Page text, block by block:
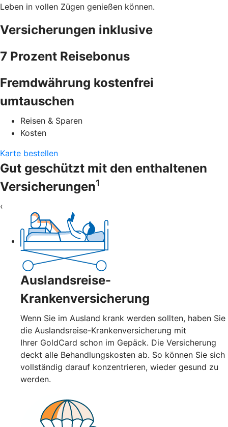
Leben in vollen Zügen genießen können.
Versicherungen inklusive
7 Prozent Reisebonus
Fremdwährung kostenfrei
umtauschen
Reisen & Sparen
Kosten
Karte bestellen
Gut geschützt mit den enthaltenen
Versicherungen1
‹
Auslandsreise-
Krankenversicherung
Wenn Sie im Ausland krank werden sollten, haben Sie
die Auslandsreise-Krankenversicherung mit
Ihrer GoldCard schon im Gepäck. Die Versicherung
deckt alle Behandlungskosten ab. So können Sie sich
vollständig darauf konzentrieren, wieder gesund zu
werden.